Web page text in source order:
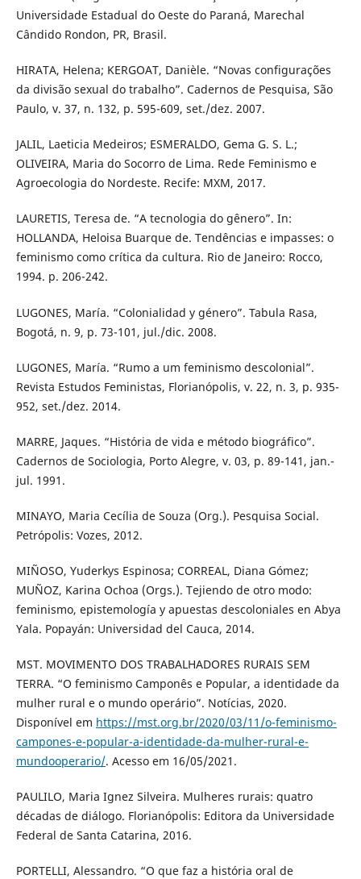
Universidade Estadual do Oeste do Paraná, Marechal
Cândido Rondon, PR, Brasil.
HIRATA, Helena; KERGOAT, Danièle. “Novas configurações
da divisão sexual do trabalho”. Cadernos de Pesquisa, São
Paulo, v. 37, n. 132, p. 595-609, set./dez. 2007.
JALIL, Laeticia Medeiros; ESMERALDO, Gema G. S. L.;
OLIVEIRA, Maria do Socorro de Lima. Rede Feminismo e
Agroecologia do Nordeste. Recife: MXM, 2017.
LAURETIS, Teresa de. “A tecnologia do gênero”. In:
HOLLANDA, Heloisa Buarque de. Tendências e impasses: o
feminismo como crítica da cultura. Rio de Janeiro: Rocco,
1994. p. 206-242.
LUGONES, María. “Colonialidad y género”. Tabula Rasa,
Bogotá, n. 9, p. 73-101, jul./dic. 2008.
LUGONES, María. “Rumo a um feminismo descolonial”.
Revista Estudos Feministas, Florianópolis, v. 22, n. 3, p. 935-
952, set./dez. 2014.
MARRE, Jaques. “História de vida e método biográfico”.
Cadernos de Sociologia, Porto Alegre, v. 03, p. 89-141, jan.-
jul. 1991.
MINAYO, Maria Cecília de Souza (Org.). Pesquisa Social.
Petrópolis: Vozes, 2012.
MIÑOSO, Yuderkys Espinosa; CORREAL, Diana Gómez;
MUÑOZ, Karina Ochoa (Orgs.). Tejiendo de otro modo:
feminismo, epistemología y apuestas descoloniales en Abya
Yala. Popayán: Universidad del Cauca, 2014.
MST. MOVIMENTO DOS TRABALHADORES RURAIS SEM
TERRA. “O feminismo Camponês e Popular, a identidade da
mulher rural e o mundo operário”. Notícias, 2020.
Disponível em https://mst.org.br/2020/03/11/o-feminismo-
campones-e-popular-a-identidade-da-mulher-rural-e-
mundooperario/. Acesso em 16/05/2021.
PAULILO, Maria Ignez Silveira. Mulheres rurais: quatro
décadas de diálogo. Florianópolis: Editora da Universidade
Federal de Santa Catarina, 2016.
PORTELLI, Alessandro. “O que faz a história oral de